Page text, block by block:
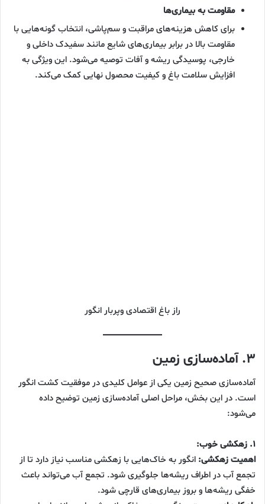
مقاومت به بیماری‌ها
برای کاهش هزینه‌های مراقبت و سم‌پاشی، انتخاب گونه‌هایی با
مقاومت بالا در برابر بیماری‌های شایع مانند سفیدک داخلی و
خارجی، پوسیدگی ریشه و آفات توصیه می‌شود. این ویژگی به
افزایش سلامت باغ و کیفیت محصول نهایی کمک می‌کند.
راز باغ اقتصادی وپربار انگور
۳. آماده‌سازی زمین
آماده‌سازی صحیح زمین یکی از عوامل کلیدی در موفقیت کشت انگور
است. در این بخش، مراحل اصلی آماده‌سازی زمین توضیح داده
می‌شود:
۱. زهکشی خوب:
اهمیت زهکشی: انگور به خاک‌هایی با زهکشی مناسب نیاز دارد تا از
تجمع آب در اطراف ریشه‌ها جلوگیری شود. تجمع آب می‌تواند باعث
خفگی ریشه‌ها و بروز بیماری‌های قارچی شود.